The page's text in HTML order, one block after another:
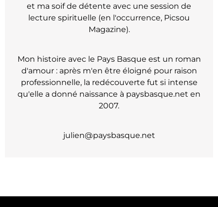
et ma soif de détente avec une session de
lecture spirituelle (en l'occurrence, Picsou
Magazine).
Mon histoire avec le Pays Basque est un roman
d'amour : après m'en être éloigné pour raison
professionnelle, la redécouverte fut si intense
qu'elle a donné naissance à paysbasque.net en
2007.
julien@paysbasque.net